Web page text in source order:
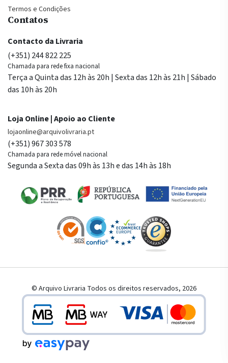
Termos e Condições
Contatos
Contacto da Livraria
(+351) 244 822 225
Chamada para rede fixa nacional
Terça a Quinta das 12h às 20h | Sexta das 12h às 21h | Sábado
das 10h às 20h
Loja Online | Apoio ao Cliente
lojaonline@arquivolivraria.pt
(+351) 967 303 578
Chamada para rede móvel nacional
Segunda a Sexta das 09h às 13h e das 14h às 18h
© Arquivo Livraria Todos os direitos reservados, 2026